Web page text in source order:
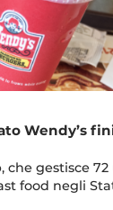
Wendy’s
che gestisce
food negli